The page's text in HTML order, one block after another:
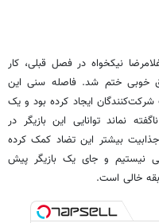
نیکخواه در فصل قبلی، کار
خوبی ختم شد. فاصله سنی این
شرکت‌کنندگان ایجاد کرده بود و یک
نماند توانایی این بازیگر در
بیشتر این تضاد کمک کرده
نیستیم و جای یک بازیگر پیش
خالی است.